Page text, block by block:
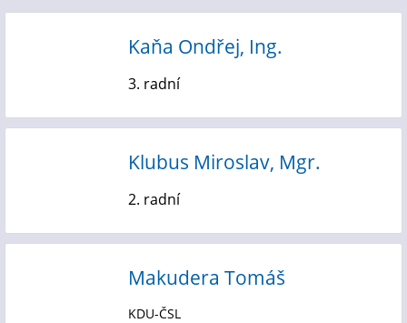
Kaňa Ondřej, Ing.
3. radní
Klubus Miroslav, Mgr.
2. radní
Makudera Tomáš
KDU-ČSL